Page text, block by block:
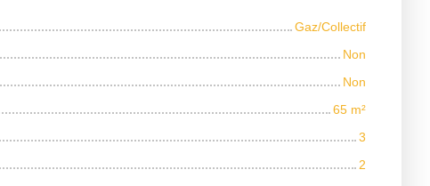
Gaz/Collectif
Non
Non
65 m²
3
2